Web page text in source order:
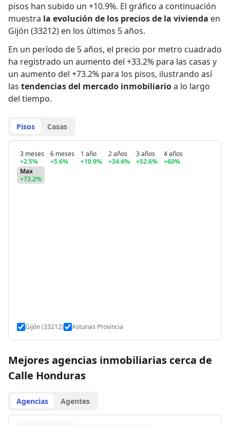
pisos han subido un +10.9%. El gráfico a continuación
muestra la evolución de los precios de la vivienda en
Gijón (33212) en los últimos 5 años.
En un período de 5 años, el precio por metro cuadrado
ha registrado un aumento del +33.2% para las casas y
un aumento del +73.2% para los pisos, ilustrando así
las tendencias del mercado inmobiliarioa lo largo
del tiempo.
Pisos Casas
3 meses
+2.5%
6 meses
+5.6%
1 año
+10.9%
2 años
+34.4%
3 años
+52.6%
4 años
+60%
Max
+73.2%
Gijón (33212) Asturias Provincia
Mejores agencias inmobiliarias cerca de
Calle Honduras
Agencias Agentes